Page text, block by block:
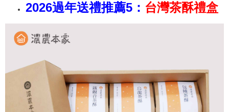
2026過年送禮推薦5： 台灣茶酥禮盒